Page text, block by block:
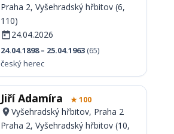
Praha 2, Vyšehradský hřbitov (6,
110)
24.04.2026
24.04.1898 – 25.04.1963 (65)
český herec
Jiří Adamíra ★ 100
Vyšehradský hřbitov, Praha 2
Praha 2, Vyšehradský hřbitov (10,